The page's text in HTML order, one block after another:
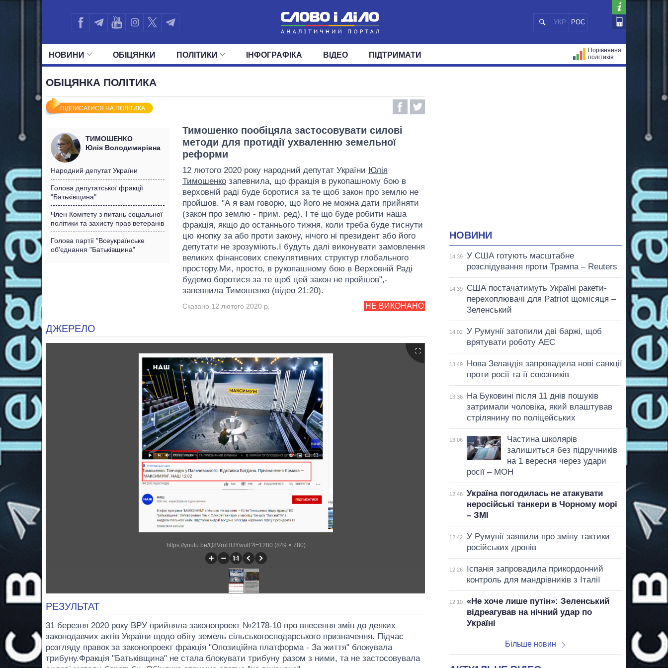
УКР РОС
НОВИНИ
СВІТ
ОБIЦЯНКИ ПОЛIТИКИ
ОКРУГИ
ІНФОГРАФІКА ВІДЕО ПІДТРИМАТИ
Порівняння
політиків
ОБІЦЯНКА ПОЛІТИКА
ПІДПИСАТИСЯ НА ПОЛІТИКА
ТИМОШЕНКО
Юлія Володимирівна
Народний депутат України
Голова депутатської фракції
"Батьківщина"
Член Комітету з питань соціальної
політики та захисту прав ветеранів
Голова партії "Всеукраїнське
об'єднання "Батьківщина"
Тимошенко пообіцяла застосовувати силові
методи для протидії ухваленню земельної
реформи
12 лютого 2020 року народний депутат України Юлія
Тимошенкозапевнила, що фракція в рукопашному бою в
верховній раді буде боротися за те щоб закон про землю не
пройшов. "А я вам говорю, що його не можна дати прийняти
(закон про землю - прим. ред). І те що буде робити наша
фракція, якщо до останнього тижня, коли треба буде тиснути
цю кнопку за або проти закону, нічого ні президент або його
депутати не зрозуміють.І будуть далі виконувати замовлення
великих фінансових спекулятивних структур глобального
простору.Ми, просто, в рукопашному бою в Верховній Раді
будемо боротися за те щоб цей закон не пройшов",-
запевнила Тимошенко (відео 21:20).
НЕ ВИКОНАНО
Сказано 12 лютого 2020 р.
ДЖЕРЕЛО
https://youtu.be/Q8VrnHUYwu8?t=1280 (849 × 780)
РЕЗУЛЬТАТ
31 березня 2020 року ВРУ прийняла законопроект №2178-10 про внесення змін до деяких
законодавчих актів України щодо обігу земель сільськогосподарського призначення. Підчас
розгляду правок за законопроект фракція "Опозиційна платформа - За життя" блокувала
трибуну.Фракція "Батьківщина" не стала блокувати трибуну разом з ними, та не застосовувала
НОВИНИ
14:39
У США готують масштабне
розслідування проти Трампа – Reuters
14:39
США постачатимуть Україні ракети-
перехоплювачі для Patriot щомісяця –
Зеленський
14:02
У Румунії затопили дві баржі, щоб
врятувати роботу АЕС
13:49
Нова Зеландія запровадила нові санкції
проти росії та її союзників
13:36
На Буковині після 11 днів пошуків
затримали чоловіка, який влаштував
стрілянину по поліцейських
13:06
Частина школярів
залишиться без підручників
на 1 вересня через удари
росії – МОН
12:46
Україна погодилась не атакувати
неросійські танкери в Чорному морі
– ЗМІ
12:42
У Румунії заявили про зміну тактики
російських дронів
12:26
Іспанія запровадила прикордонний
контроль для мандрівників з Італії
12:10
«Не хоче лише путін»: Зеленський
відреагував на нічний удар по
Україні
Більше новин